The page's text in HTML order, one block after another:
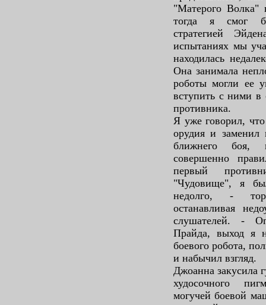
"Матерого Волка"
тогда я смог бы
стратегией
испытаниях мы
находилась
Она занимала
роботы могли ее
вступить с ними в
противника.
Я уже говорил,
орудия и заменил
ближнего боя,
совершенно
первый
"Чудовище", я
недолго, -
останавливая
слушателей. -
Прайда, выход я
боевого робота,
и набычил взгляд.
Джоанна закусила
худосочного
могучей боевой